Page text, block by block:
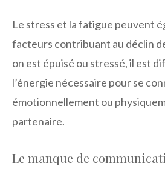
Le stress et la fatigue peuvent
facteurs contribuant au déclin
on est épuisé ou stressé, il est
l’énergie nécessaire pour se
émotionnellement ou
partenaire.
Le manque de